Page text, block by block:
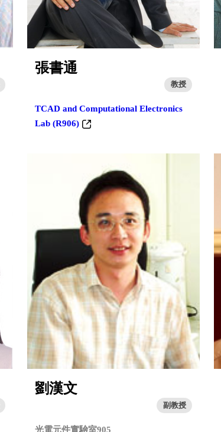
張書通
教授
TCAD and Computational Electronics
Lab (R906)
劉漢文
副教授
光電元件實驗室905